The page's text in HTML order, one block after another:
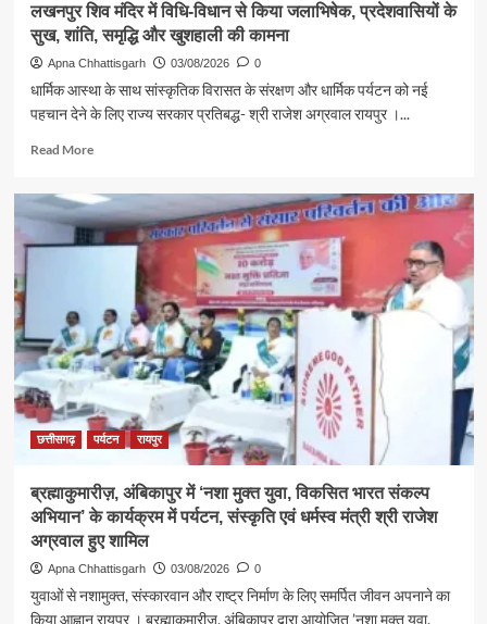
लखनपुर शिव मंदिर में विधि-विधान से किया जलाभिषेक, प्रदेशवासियों के
सुख, शांति, समृद्धि और खुशहाली की कामना
Apna Chhattisgarh 03/08/2026 0
धार्मिक आस्था के साथ सांस्कृतिक विरासत के संरक्षण और धार्मिक पर्यटन को नई
पहचान देने के लिए राज्य सरकार प्रतिबद्ध- श्री राजेश अग्रवाल रायपुर ।...
Read MoreRead
श्रावण
के
प्रथम
कैबिनेट
मंत्री
श्री
राजेश
अग्रवाल
ने
लखनपुर
में
विधि-
विधान
से
जलाभिषेक,
छत्तीसगढ़ पर्यटन रायपुर
ब्रह्माकुमारीज़, अंबिकापुर में ‘नशा मुक्त युवा, विकसित भारत संकल्प
अभियान’ के कार्यक्रम में पर्यटन, संस्कृति एवं धर्मस्व मंत्री श्री राजेश
अग्रवाल हुए शामिल
Apna Chhattisgarh 03/08/2026 0
युवाओं से नशामुक्त, संस्कारवान और राष्ट्र निर्माण के लिए समर्पित जीवन अपनाने का
किया आह्वान रायपुर । ब्रह्माकुमारीज़, अंबिकापुर द्वारा आयोजित ’नशा मुक्त युवा,